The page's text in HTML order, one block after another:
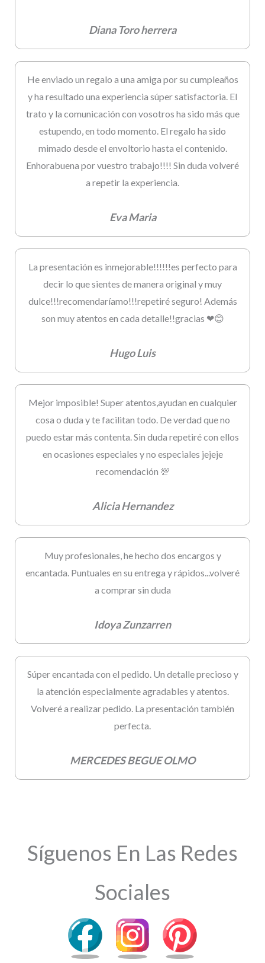
Diana Toro herrera
He enviado un regalo a una amiga por su cumpleaños
y ha resultado una experiencia súper satisfactoria. El
trato y la comunicación con vosotros ha sido más que
estupendo, en todo momento. El regalo ha sido
mimado desde el envoltorio hasta el contenido.
Enhorabuena por vuestro trabajo!!!! Sin duda volveré
a repetir la experiencia.
Eva Maria
La presentación es inmejorable!!!!!!es perfecto para
decir lo que sientes de manera original y muy
dulce!!!recomendaríamo!!!repetiré seguro! Además
son muy atentos en cada detalle!!gracias ❤😊
Hugo Luis
Mejor imposible! Super atentos,ayudan en cualquier
cosa o duda y te facilitan todo. De verdad que no
puedo estar más contenta. Sin duda repetiré con ellos
en ocasiones especiales y no especiales jejeje
recomendación 💯
Alicia Hernandez
Muy profesionales, he hecho dos encargos y
encantada. Puntuales en su entrega y rápidos...volveré
a comprar sin duda
Idoya Zunzarren
Súper encantada con el pedido. Un detalle precioso y
la atención especialmente agradables y atentos.
Volveré a realizar pedido. La presentación también
perfecta.
MERCEDES BEGUE OLMO
Síguenos En Las Redes
Sociales